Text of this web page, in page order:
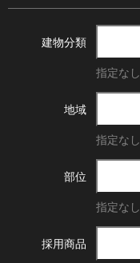
建物分類
指定なし
地域
指定なし
部位
指定なし
採用商品